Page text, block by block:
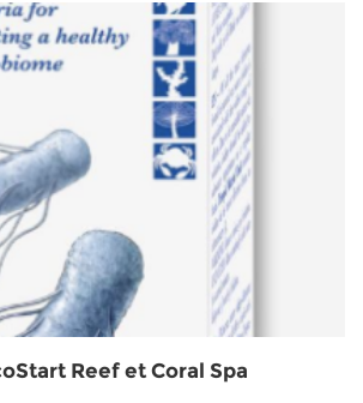
Reef et Coral Spa